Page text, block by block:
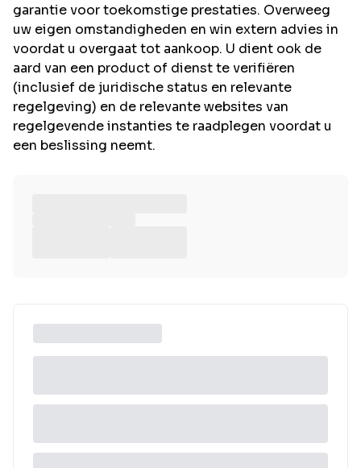
garantie voor toekomstige prestaties. Overweeg
uw eigen omstandigheden en win extern advies in
voordat u overgaat tot aankoop. U dient ook de
aard van een product of dienst te verifiëren
(inclusief de juridische status en relevante
regelgeving) en de relevante websites van
regelgevende instanties te raadplegen voordat u
een beslissing neemt.